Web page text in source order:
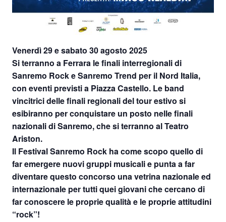
Venerdì 29 e sabato 30 agosto 2025
Si terranno a Ferrara le finali interregionali di
Sanremo Rock e Sanremo Trend per il Nord Italia,
con eventi previsti a Piazza Castello. Le band
vincitrici delle finali regionali del tour estivo si
esibiranno per conquistare un posto nellefinali
nazionali di Sanremo, che si terranno al Teatro
Ariston.
Il Festival Sanremo Rock ha come scopo quello di
far emergere nuovi gruppi musicali e punta a far
diventare questo concorso una vetrina nazionale ed
internazionale per tutti quei giovani che cercano di
far conoscere le proprie qualità e le proprie attitudini
“rock”!